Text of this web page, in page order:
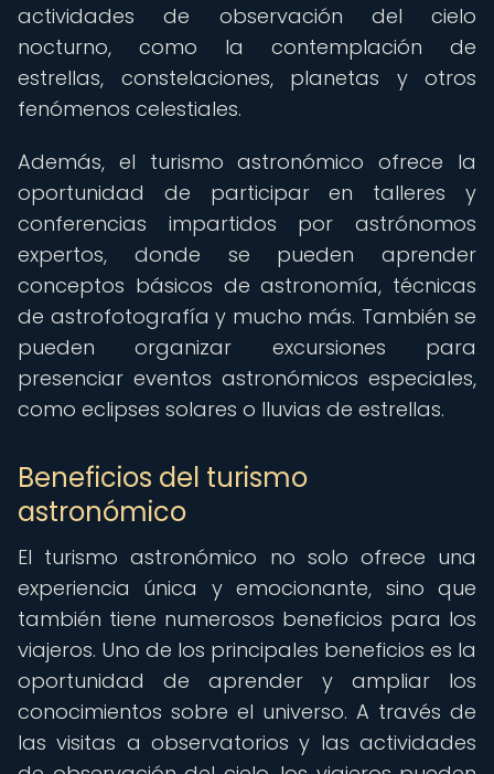
actividades de observación del cielo
nocturno, como la contemplación de
estrellas, constelaciones, planetas y otros
fenómenos celestiales.
Además, el turismo astronómico ofrece la
oportunidad de participar en talleres y
conferencias impartidos por astrónomos
expertos, donde se pueden aprender
conceptos básicos de astronomía, técnicas
de astrofotografía y mucho más. También se
pueden organizar excursiones para
presenciar eventos astronómicos especiales,
como eclipses solares o lluvias de estrellas.
Beneficios del turismo
astronómico
El turismo astronómico no solo ofrece una
experiencia única y emocionante, sino que
también tiene numerosos beneficios para los
viajeros. Uno de los principales beneficios es la
oportunidad de aprender y ampliar los
conocimientos sobre el universo. A través de
las visitas a observatorios y las actividades